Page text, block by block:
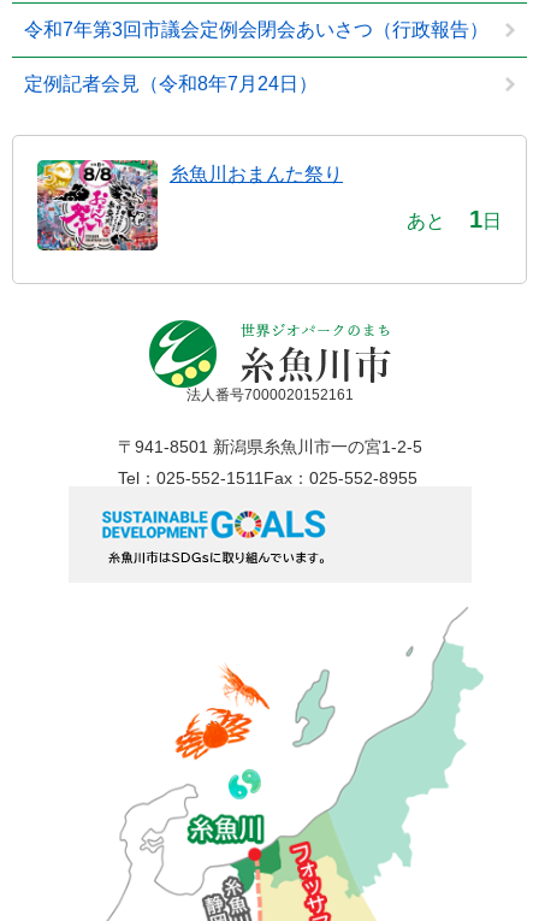
令和7年第3回市議会定例会閉会あいさつ（行政報告）
定例記者会見（令和8年7月24日）
糸魚川おまんた祭り
あと 1日
法人番号7000020152161
〒941-8501 新潟県糸魚川市一の宮1-2-5
Tel：025-552-1511Fax：025-552-8955